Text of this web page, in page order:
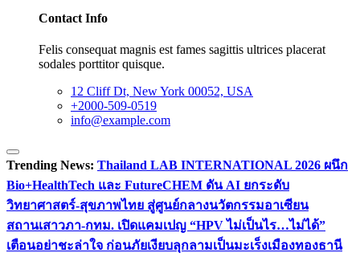
Contact Info
Felis consequat magnis est fames sagittis ultrices placerat
sodales porttitor quisque.
12 Cliff Dt, New York 00052, USA
+2000-509-0519
info@example.com
Trending News: Thailand LAB INTERNATIONAL 2026 ผนึก
Bio+HealthTech และ FutureCHEM ดัน AI ยกระดับ
วิทยาศาสตร์-สุขภาพไทย สู่ศูนย์กลางนวัตกรรมอาเซียน
สถานเสาวภา-กทม. เปิดแคมเปญ “HPV ไม่เป็นไร…ไม่ได้”
เตือนอย่าชะล่าใจ ก่อนภัยเงียบลุกลามเป็นมะเร็งเมืองทองธานี